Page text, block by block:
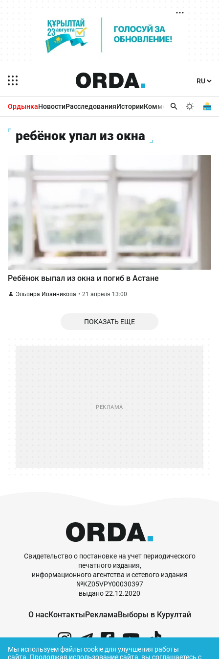
ОрдынкаНовостиРасследованияИсторииКомментарииБизнес
ребёнок упал из окна
Ребёнок выпал из окна и погиб в Астане
Эльвира Иванникова 21 апреля 13:00
ПОКАЗАТЬ ЕЩЕ
Свидетельство о постановке на учет периодического
печатного издания,
информационного агентства и сетевого издания
№KZ05VPY00030397
выдано 22.12.2020
О насКонтактыРекламаВыборы в Курултай
Мы используем файлы cookie для улучшения работы
сайта. Продолжая использование сайта, вы соглашаетесь с